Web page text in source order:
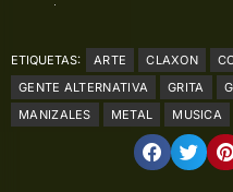
ETIQUETAS: ARTE CLAXON
GENTE ALTERNATIVA
GRITA
MANIZALES
METAL MUSICA